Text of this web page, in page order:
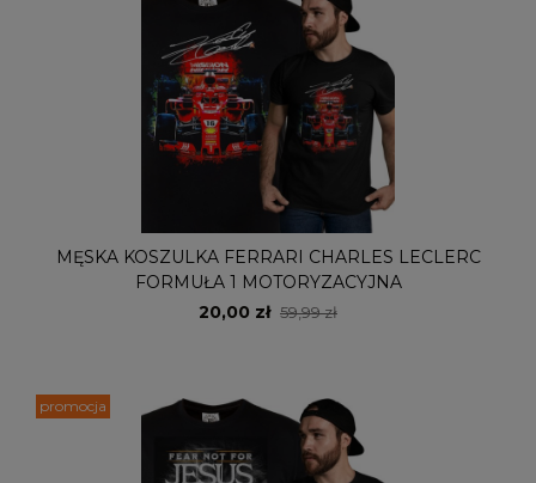
MĘSKA KOSZULKA FERRARI CHARLES LECLERC
FORMUŁA 1 MOTORYZACYJNA
20,00 zł 59,99 zł
promocja